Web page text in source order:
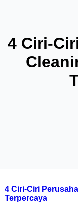
4 Ciri-
4 Ciri-Ciri
Terpercaya